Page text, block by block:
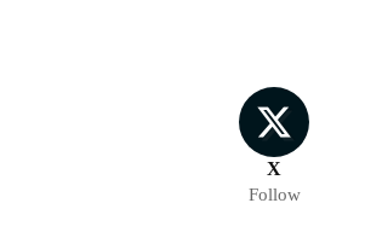
X
Follow